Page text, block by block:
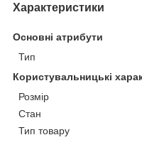
Характеристики
Основні атрибути
Тип
Користувальницькі
Розмір
Стан
Тип товару